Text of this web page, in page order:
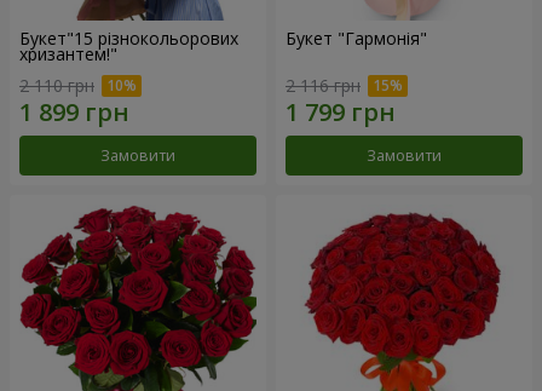
Букет"15 різнокольорових
хризантем!"
2 110 грн
Замовити
Букет "Гармонія"
2 116 грн
Замовити